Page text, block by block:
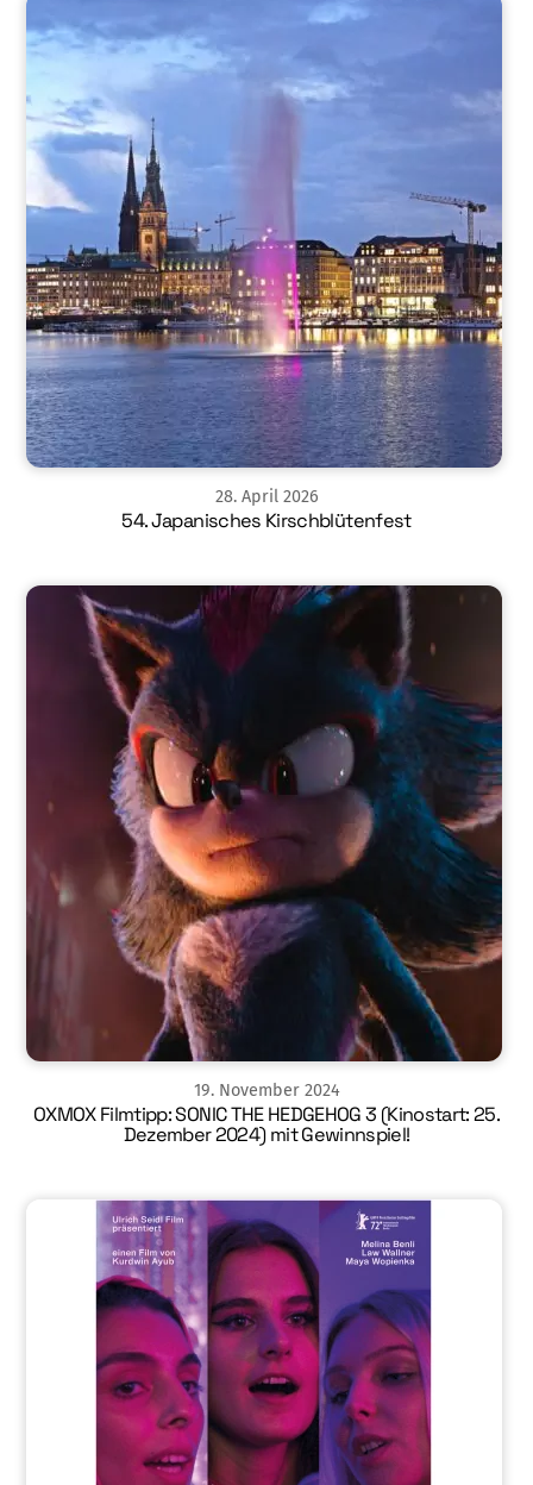
28. April 2026
54. Japanisches Kirschblütenfest
19. November 2024
OXMOX Filmtipp: SONIC THE HEDGEHOG 3 (Kinostart: 25.
Dezember 2024) mit Gewinnspiel!